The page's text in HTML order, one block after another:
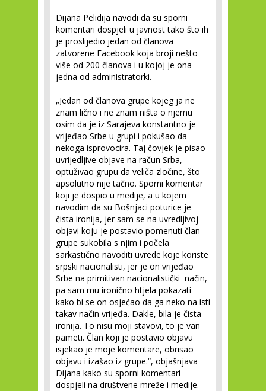
Dijana Pelidija navodi da su sporni
komentari dospjeli u javnost tako što ih
je proslijedio jedan od članova
zatvorene Facebook koja broji nešto
više od 200 članova i u kojoj je ona
jedna od administratorki.
„Jedan od članova grupe kojeg ja ne
znam lično i ne znam ništa o njemu
osim da je iz Sarajeva konstantno je
vrijeđao Srbe u grupi i pokušao da
nekoga isprovocira. Taj čovjek je pisao
uvrijedljive objave na račun Srba,
optuživao grupu da veliča zločine, što
apsolutno nije tačno. Sporni komentar
koji je dospio u medije, a u kojem
navodim da su Bošnjaci poturice je
čista ironija, jer sam se na uvredljivoj
objavi koju je postavio pomenuti član
grupe sukobila s njim i počela
sarkastično navoditi uvrede koje koriste
srpski nacionalisti, jer je on vrijeđao
Srbe na primitivan nacionalistički način,
pa sam mu ironično htjela pokazati
kako bi se on osjećao da ga neko na isti
takav način vrijeđa. Dakle, bila je čista
ironija. To nisu moji stavovi, to je van
pameti. Član koji je postavio objavu
isjekao je moje komentare, obrisao
objavu i izašao iz grupe.“, objašnjava
Dijana kako su sporni komentari
dospjeli na društvene mreže i medije.